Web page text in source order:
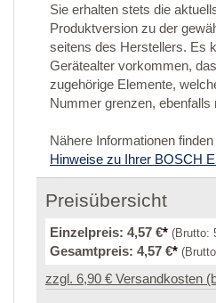
Sie erhalten stets die
Produktversion zu der
seitens des Herstellers. Es
Gerätealter vorkommen,
zugehörige Elemente,
Nummer grenzen,
Nähere Informationen
Hinweise zu Ihrer BOSCH
Preisübersicht
Einzelpreis: 4,57 €* (Brutto:
Gesamtpreis: 4,57 €*
zzgl. 6,90 € Versandkosten